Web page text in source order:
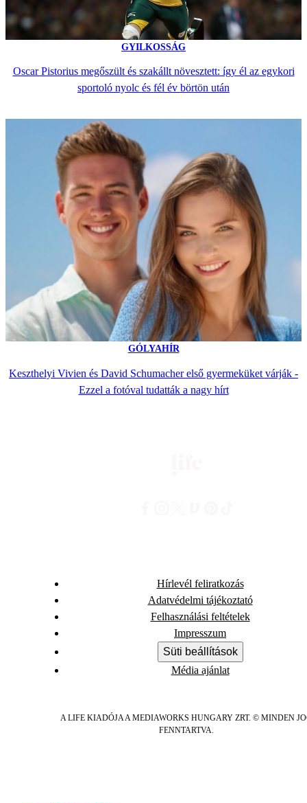
GYILKOSSÁG
Oscar Pistorius megőszült és szakállt növesztett: így él az egykori
sportoló nyolc és fél év börtön után
GÓLYAHÍR
Keszthelyi Vivien és David Schumacher első gyermeküket várják -
Ezzel a fotóval tudatták a nagy hírt
Hírlevél feliratkozás
Adatvédelmi tájékoztató
Felhasználási feltételek
Impresszum
Süti beállítások
Média ajánlat
A LIFE KIADÓJA A MEDIAWORKS HUNGARY ZRT. © MINDEN
FENNTARTVA.